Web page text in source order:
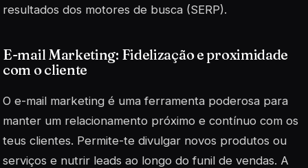
resultados dos motores de busca (SERP).
E-mail Marketing: Fidelização e proximidade
com o cliente
O e-mail marketing é uma ferramenta poderosa para
manter um relacionamento próximo e contínuo com os
teus clientes. Permite-te divulgar novos produtos ou
serviços e nutrir leads ao longo do funil de vendas. A